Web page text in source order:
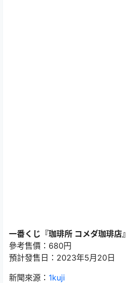
一番くじ『珈琲所 コメダ珈琲店』
參考售價：680円
預計發售日：2023年5月20日
新聞來源： 1kuji